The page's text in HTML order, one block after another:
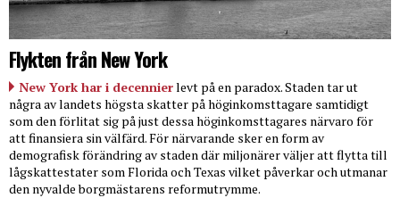
Flykten från New York
New York har i decennierlevt på en paradox. Staden tar ut
några av landets högsta skatter på höginkomsttagare samtidigt
som den förlitat sig på just dessa höginkomsttagares närvaro för
att finansiera sin välfärd. För närvarande sker en form av
demografisk förändring av staden där miljonärer väljer att flytta till
lågskattestater som Florida och Texas vilket påverkar och utmanar
den nyvalde borgmästarens reformutrymme.